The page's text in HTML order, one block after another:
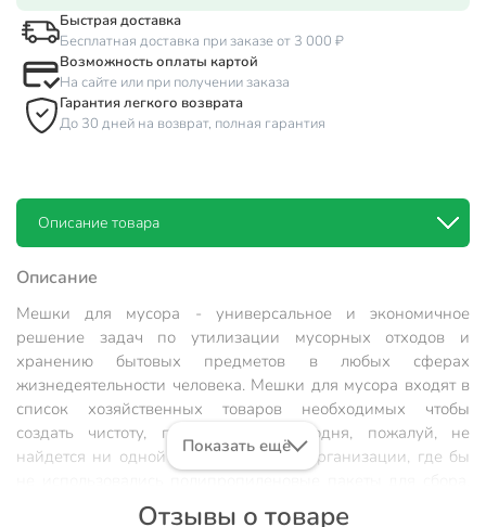
Быстрая доставка
Бесплатная доставка при заказе от 3 000 ₽
Возможность оплаты картой
На сайте или при получении заказа
Гарантия легкого возврата
До 30 дней на возврат, полная гарантия
Описание товара
Описание
Мешки для мусора - универсальное и экономичное
решение задач по утилизации мусорных отходов и
хранению бытовых предметов в любых сферах
жизнедеятельности человека. Мешки для мусора входят в
список хозяйственных товаров необходимых чтобы
создать чистоту, порядок, уют. Сегодня, пожалуй, не
найдется ни одной семьи, ни одной организации, где бы
хранения и утилизации всего не нужного что
Показать ещё
Отзывы о товаре